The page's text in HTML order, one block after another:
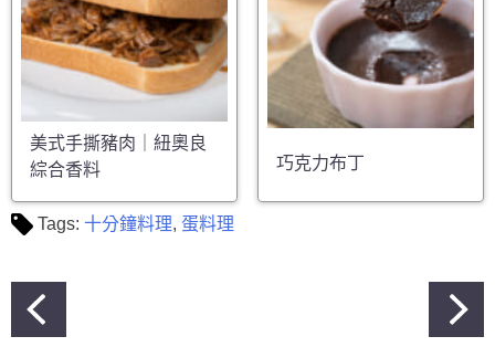
美式手撕豬肉｜紐奧良
綜合香料
巧克力布丁
Tags: 十分鐘料理, 蛋料理
文